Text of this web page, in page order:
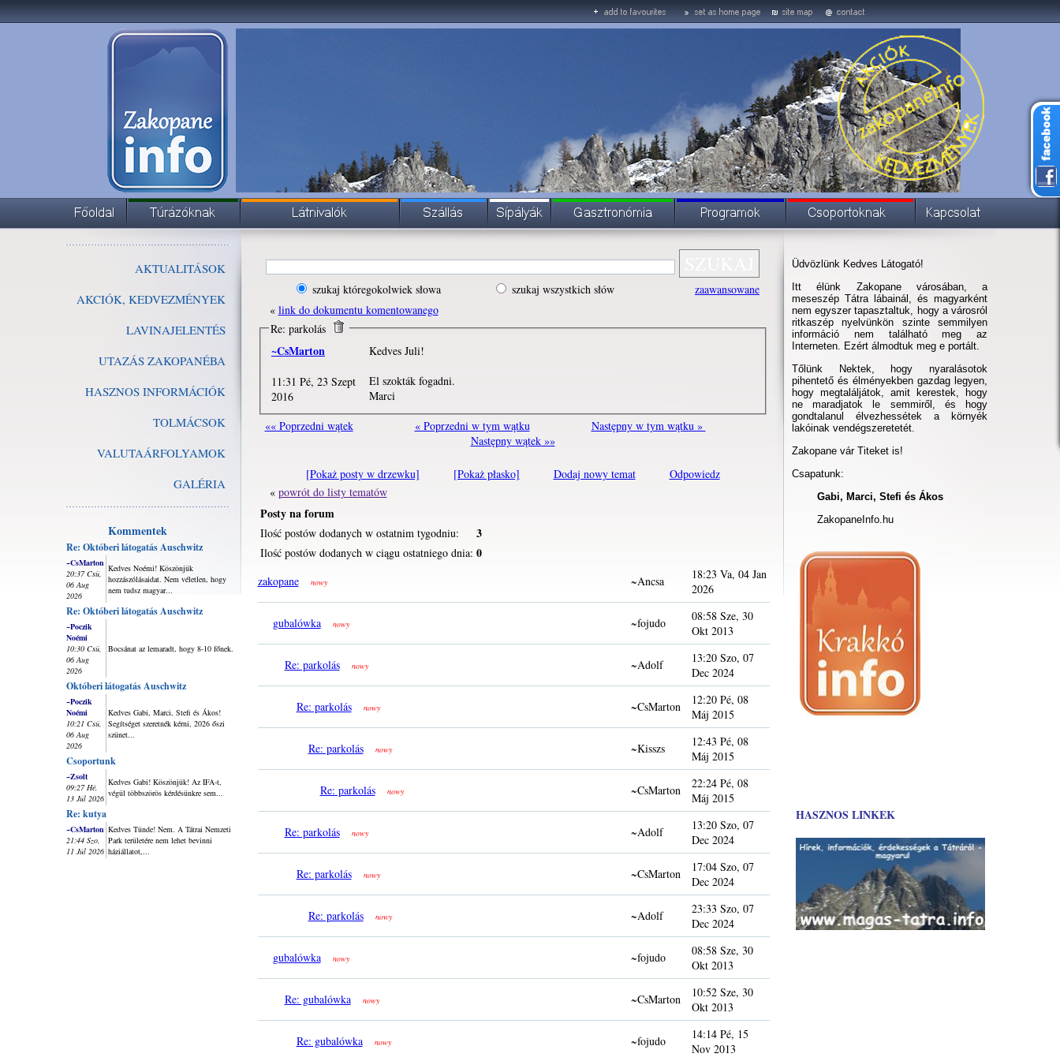
AKTUALITÁSOK
AKCIÓK, KEDVEZMÉNYEK
LAVINAJELENTÉS
UTAZÁS ZAKOPANÉBA
HASZNOS INFORMÁCIÓK
TOLMÁCSOK
VALUTAÁRFOLYAMOK
GALÉRIA
Kommentek
Re: Októberi látogatás Auschwitz
~CsMarton
20:37 Csü,
06 Aug
2026
Kedves Noémi! Köszönjük
hozzászólásaidat. Nem véletlen, hogy
nem tudsz magyar...
Re: Októberi látogatás Auschwitz
~Poczik
Noémi
10:30 Csü,
06 Aug
2026
Bocsánat az lemaradt, hogy 8-10 főnek.
Októberi látogatás Auschwitz
~Poczik
Noémi
10:21 Csü,
06 Aug
2026
Kedves Gabi, Marci, Stefi és Ákos!
Segítséget szeretnék kérni, 2026 őszi
szünet...
Csoportunk
~Zsolt
09:27 Hé,
13 Júl 2026
Kedves Gabi! Köszönjük! Az IFA-t,
végül többszörös kérdésünkre sem...
Re: kutya
~CsMarton
21:44 Szo,
11 Júl 2026
Kedves Tünde! Nem. A Tátrai Nemzeti
Park területére nem lehet bevinni
háziállatot,...
szukaj któregokolwiek słowa szukaj wszystkich słów
zaawansowane
« link do dokumentu komentowanego
Re: parkolás
~CsMarton
11:31 Pé, 23 Szept
2016
Kedves Juli!
El szokták fogadni.
Marci
«« Poprzedni wątek « Poprzedni w tym wątku
Następny w tym wątku »
Następny wątek »»
[Pokaż posty w drzewku] [Pokaż płasko] Dodaj nowy temat
Odpowiedz
« powrót do listy tematów
Posty na forum
Ilość postów dodanych w ostatnim tygodniu: 3
Ilość postów dodanych w ciągu ostatniego dnia: 0
zakopane nowy ~Ancsa
18:23 Va, 04 Jan
2026
gubalówka nowy ~fojudo
08:58 Sze, 30
Okt 2013
Re: parkolás nowy ~Adolf
13:20 Szo, 07
Dec 2024
Re: parkolás nowy ~CsMarton
12:20 Pé, 08
Máj 2015
Re: parkolás nowy ~Kisszs
12:43 Pé, 08
Máj 2015
Re: parkolás nowy ~CsMarton
22:24 Pé, 08
Máj 2015
Re: parkolás nowy ~Adolf
13:20 Szo, 07
Dec 2024
Re: parkolás nowy ~CsMarton
17:04 Szo, 07
Dec 2024
Re: parkolás nowy ~Adolf
23:33 Szo, 07
Dec 2024
gubalówka nowy ~fojudo
08:58 Sze, 30
Okt 2013
Re: gubalówka nowy ~CsMarton
10:52 Sze, 30
Okt 2013
Re: gubalówka nowy ~fojudo
14:14 Pé, 15
Nov 2013
Üdvözlünk Kedves Látogató!
Itt élünk Zakopane városában, a
meseszép Tátra lábainál, és magyarként
nem egyszer tapasztaltuk, hogy a városról
ritkaszép nyelvünkön szinte semmilyen
információ nem található meg az
Interneten. Ezért álmodtuk meg e portált.
Tőlünk Nektek, hogy nyaralásotok
pihentető és élményekben gazdag legyen,
hogy megtaláljátok, amit kerestek, hogy
ne maradjatok le semmiről, és hogy
gondtalanul élvezhessétek a környék
lakóinak vendégszeretetét.
Zakopane vár Titeket is!
Csapatunk:
Gabi, Marci, Stefi és Ákos
ZakopaneInfo.hu
HASZNOS LINKEK